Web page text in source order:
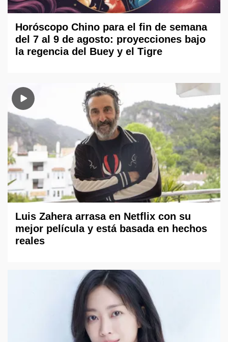
Horóscopo Chino para el fin de semana
del 7 al 9 de agosto: proyecciones bajo
la regencia del Buey y el Tigre
Luis Zahera arrasa en Netflix con su
mejor película y está basada en hechos
reales